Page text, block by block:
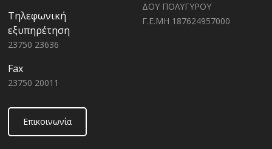
Τηλεφωνική
εξυπηρέτηση
23750 23636
Fax
23750 20011
ΔΟΥ ΠΟΛΥΓΥΡΟΥ
Γ.Ε.ΜΗ 187624957000
Επικοινωνία